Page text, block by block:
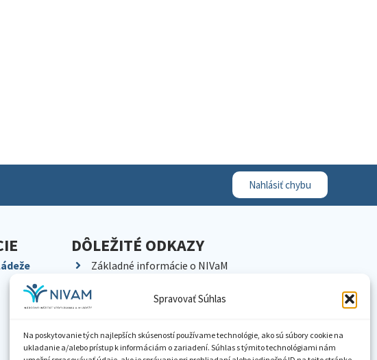
Spravovať Súhlas
Na poskytovanie tých najlepších skúseností používame technológie, ako sú súbory cookie na
ukladanie a/alebo prístup k informáciám o zariadení. Súhlas s týmito technológiami nám
Nahlásiť chybu
DÔLEŽITÉ ODKAZY
Základné informácie o NIVaM
Kariéra
Pracoviská NIVaM